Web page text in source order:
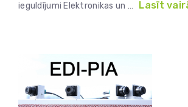
ieguldījumi Elektronikas un … Lasīt